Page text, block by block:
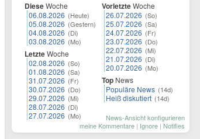
DieseWoche
06.08.2026 (Heute)
05.08.2026 (Gestern)
04.08.2026 (Di)
03.08.2026 (Mo)
LetzteWoche
02.08.2026 (So)
01.08.2026 (Sa)
31.07.2026 (Fr)
30.07.2026 (Do)
29.07.2026 (Mi)
28.07.2026 (Di)
27.07.2026 (Mo)
VorletzteWoche
26.07.2026 (So)
25.07.2026 (Sa)
24.07.2026 (Fr)
23.07.2026 (Do)
22.07.2026 (Mi)
21.07.2026 (Di)
20.07.2026 (Mo)
Top News
Populäre News (14d)
Heiß diskutiert (14d)
News-Ansicht konfigurieren
meine Kommentare | Ignore | Notifies